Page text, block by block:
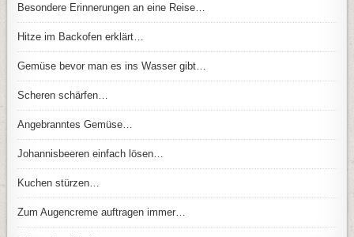
Besondere Erinnerungen an eine Reise…
Hitze im Backofen erklärt…
Gemüse bevor man es ins Wasser gibt…
Scheren schärfen…
Angebranntes Gemüse…
Johannisbeeren einfach lösen…
Kuchen stürzen…
Zum Augencreme auftragen immer…